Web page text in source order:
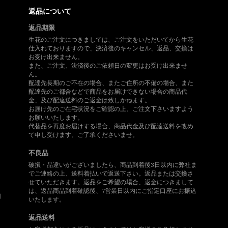
返品について
返品期限
生花のご注文につきましては、ご注文をいただいてから生花
仕入れておりますので、決済後のキャンセル、返品、交換は
お受け出来ません。
また、ご注文、決済後のご依頼日の変更はお受け出来ませ
ん。
配達先長期のご不在の場合、またご住所の不備の場合、また
配達先のご都合などで商品をお届けできない場合の商品代
金、及び配達送料のご返金は致しかねます。
お届け先のご在宅状況をご確認の上、ご注文下さいますよう
お願いいたします。
代替品を再度お届けする場合、商品代金及び配達送料を改め
て申し受けます。ご了承くださいませ。
不良品
破損・品違いがございましたら、商品到着後3日以内に弊社ま
でご連絡の上、送料着払いで返送下さい。返品または交換さ
せていただきます。返品をご希望の場合、返金につきまして
は、返品商品到着確認後、7営業日以内にご指定口座にお振込
いたします。
返品送料